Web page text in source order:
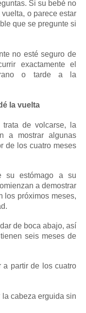
Si su bebé no
o parece estar
que se pregunte si
no esté seguro de
exactamente el
o tarde a la
la vuelta
de volcarse, la
a mostrar algunas
de los cuatro meses
su estómago a su
a demostrar
los próximos meses,
de boca abajo, así
seis meses de
a partir de los cuatro
la cabeza erguida sin